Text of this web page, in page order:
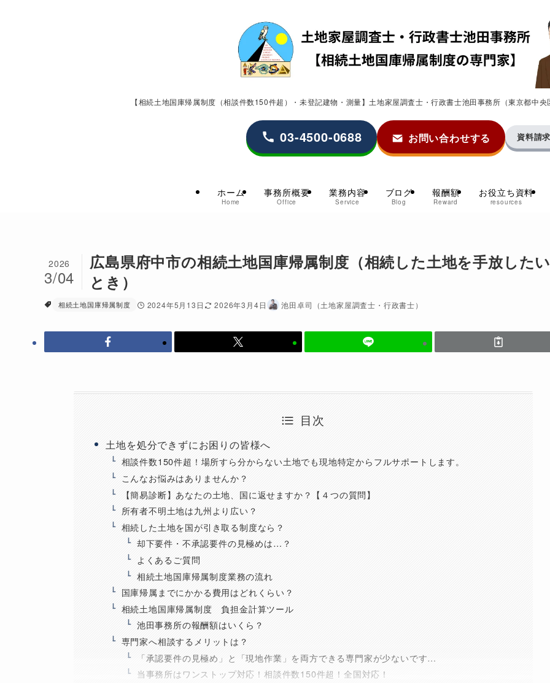
【相続土地国庫帰属制度（相談件数150件超）・未登記建物・測量】土地家屋調査士・行政書士池田事務所（東京都中
ホーム
Home
事務所概要
Office
業務内容
Service
ブログ
Blog
報酬額
Reward
お役立ち資料
resources
03-4500-0688 お問い合わせする 資料請
広島県府中市の相続土地国庫帰属制度（相続した土地を手放した
とき）
2026
3/04
相続土地国庫帰属制度 2024年5月13日 2026年3月4日 池田卓司（土地家屋調査士・行政書士）
目次
土地を処分できずにお困りの皆様へ
相談件数150件超！場所すら分からない土地でも現地特定からフルサポートします。
こんなお悩みはありませんか？
【簡易診断】あなたの土地、国に返せますか？【４つの質問】
所有者不明土地は九州より広い？
相続した土地を国が引き取る制度なら？
却下要件・不承認要件の見極めは…？
よくあるご質問
相続土地国庫帰属制度業務の流れ
国庫帰属までにかかる費用はどれくらい？
相続土地国庫帰属制度 負担金計算ツール
池田事務所の報酬額はいくら？
専門家へ相談するメリットは？
「承認要件の見極め」と「現地作業」を両方できる専門家が少ないです…
当事務所はワンストップ対応！相談件数150件超！全国対応！